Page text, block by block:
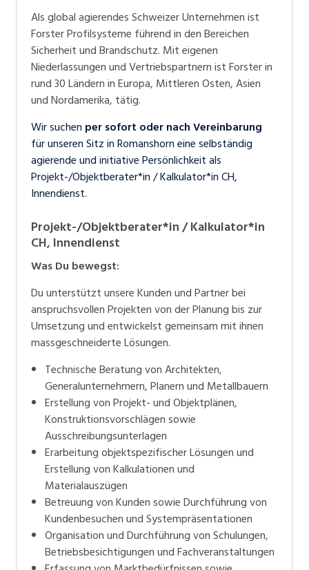
rund 30 Ländern in Europa, Mittleren Osten, Asien und
Nordamerika, tätig.
Als global agierendes Schweizer Unternehmen ist
Forster Profilsysteme führend in den Bereichen
Sicherheit und Brandschutz. Mit eigenen
Niederlassungen und Vertriebspartnern ist Forster in
rund 30 Ländern in Europa, Mittleren Osten, Asien
und Nordamerika, tätig.
Wir suchen per sofort oder nach Vereinbarung
für unseren Sitz in Romanshorn eine selbständig
agierende und initiative Persönlichkeit als
Projekt-/Objektberater*in / Kalkulator*in CH,
Innendienst.
Projekt-/Objektberater*in / Kalkulator*in
CH, Innendienst
Was Du bewegst:
Du unterstützt unsere Kunden und Partner bei
anspruchsvollen Projekten von der Planung bis zur
Umsetzung und entwickelst gemeinsam mit ihnen
massgeschneiderte Lösungen.
Technische Beratung von Architekten,
Generalunternehmern, Planern und Metallbauern
Erstellung von Projekt- und Objektplänen,
Konstruktionsvorschlägen sowie
Ausschreibungsunterlagen
Erarbeitung objektspezifischer Lösungen und
Erstellung von Kalkulationen und
Materialauszügen
Betreuung von Kunden sowie Durchführung von
Kundenbesuchen und Systempräsentationen
Organisation und Durchführung von Schulungen,
Betriebsbesichtigungen und Fachveranstaltungen